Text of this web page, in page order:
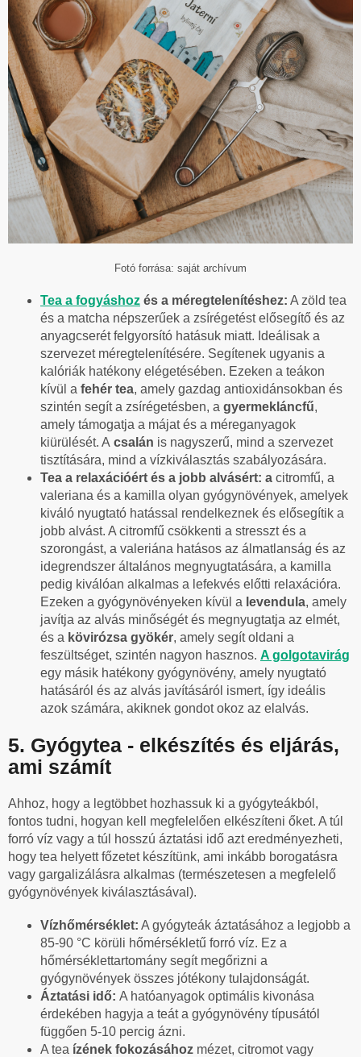
Fotó forrása: saját archívum
Tea a fogyáshoz és a méregtelenítéshez: A zöld tea
és a matcha népszerűek a zsírégetést elősegítő és az
anyagcserét felgyorsító hatásuk miatt. Ideálisak a
szervezet méregtelenítésére. Segítenek ugyanis a
kalóriák hatékony elégetésében. Ezeken a teákon
kívül a fehér tea, amely gazdag antioxidánsokban és
szintén segít a zsírégetésben, a gyermekláncfű,
amely támogatja a májat és a méreganyagok
kiürülését. A csalán is nagyszerű, mind a szervezet
tisztítására, mind a vízkiválasztás szabályozására.
Tea a relaxációért és a jobb alvásért: a citromfű, a
valeriana és a kamilla olyan gyógynövények, amelyek
kiváló nyugtató hatással rendelkeznek és elősegítik a
jobb alvást. A citromfű csökkenti a stresszt és a
szorongást, a valeriána hatásos az álmatlanság és az
idegrendszer általános megnyugtatására, a kamilla
pedig kiválóan alkalmas a lefekvés előtti relaxációra.
Ezeken a gyógynövényeken kívül a levendula, amely
javítja az alvás minőségét és megnyugtatja az elmét,
és a kövirózsa gyökér, amely segít oldani a
feszültséget, szintén nagyon hasznos. A golgotavirág
egy másik hatékony gyógynövény, amely nyugtató
hatásáról és az alvás javításáról ismert, így ideális
azok számára, akiknek gondot okoz az elalvás.
5. Gyógytea - elkészítés és eljárás,
ami számít
Ahhoz, hogy a legtöbbet hozhassuk ki a gyógyteákból,
fontos tudni, hogyan kell megfelelően elkészíteni őket. A túl
forró víz vagy a túl hosszú áztatási idő azt eredményezheti,
hogy tea helyett főzetet készítünk, ami inkább borogatásra
vagy gargalizálásra alkalmas (természetesen a megfelelő
gyógynövények kiválasztásával).
Vízhőmérséklet: A gyógyteák áztatásához a legjobb a
85-90 °C körüli hőmérsékletű forró víz. Ez a
hőmérséklettartomány segít megőrizni a
gyógynövények összes jótékony tulajdonságát.
Áztatási idő: A hatóanyagok optimális kivonása
érdekében hagyja a teát a gyógynövény típusától
függően 5-10 percig ázni.
A tea ízének fokozásához mézet, citromot vagy